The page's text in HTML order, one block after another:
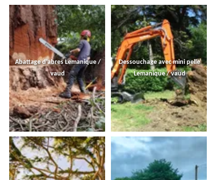
Abattage d'abres Lemanique /
vaud
Dessouchage avec mini pelle
Lemanique / vaud